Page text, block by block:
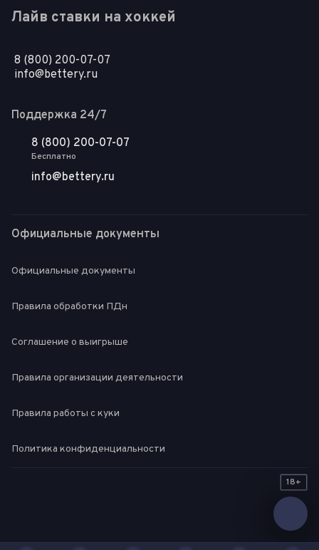
Лайв ставки на хоккей
8 (800) 200-07-07
info@bettery.ru
Поддержка 24/7
8 (800) 200-07-07
Бесплатно
info@bettery.ru
Официальные документы
Официальные документы
Правила обработки ПДн
Соглашение о выигрыше
Правила организации деятельности
Правила работы с куки
Политика конфиденциальности
18+